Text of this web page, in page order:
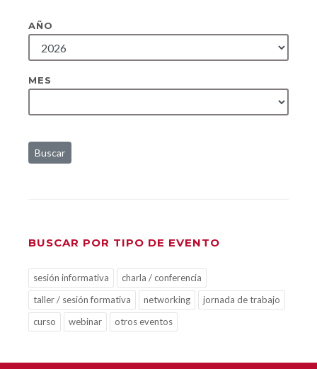
AÑO
MES
Buscar
BUSCAR POR TIPO DE EVENTO
sesión informativa
charla / conferencia
taller / sesión formativa
networking
jornada de trabajo
curso
webinar otros eventos